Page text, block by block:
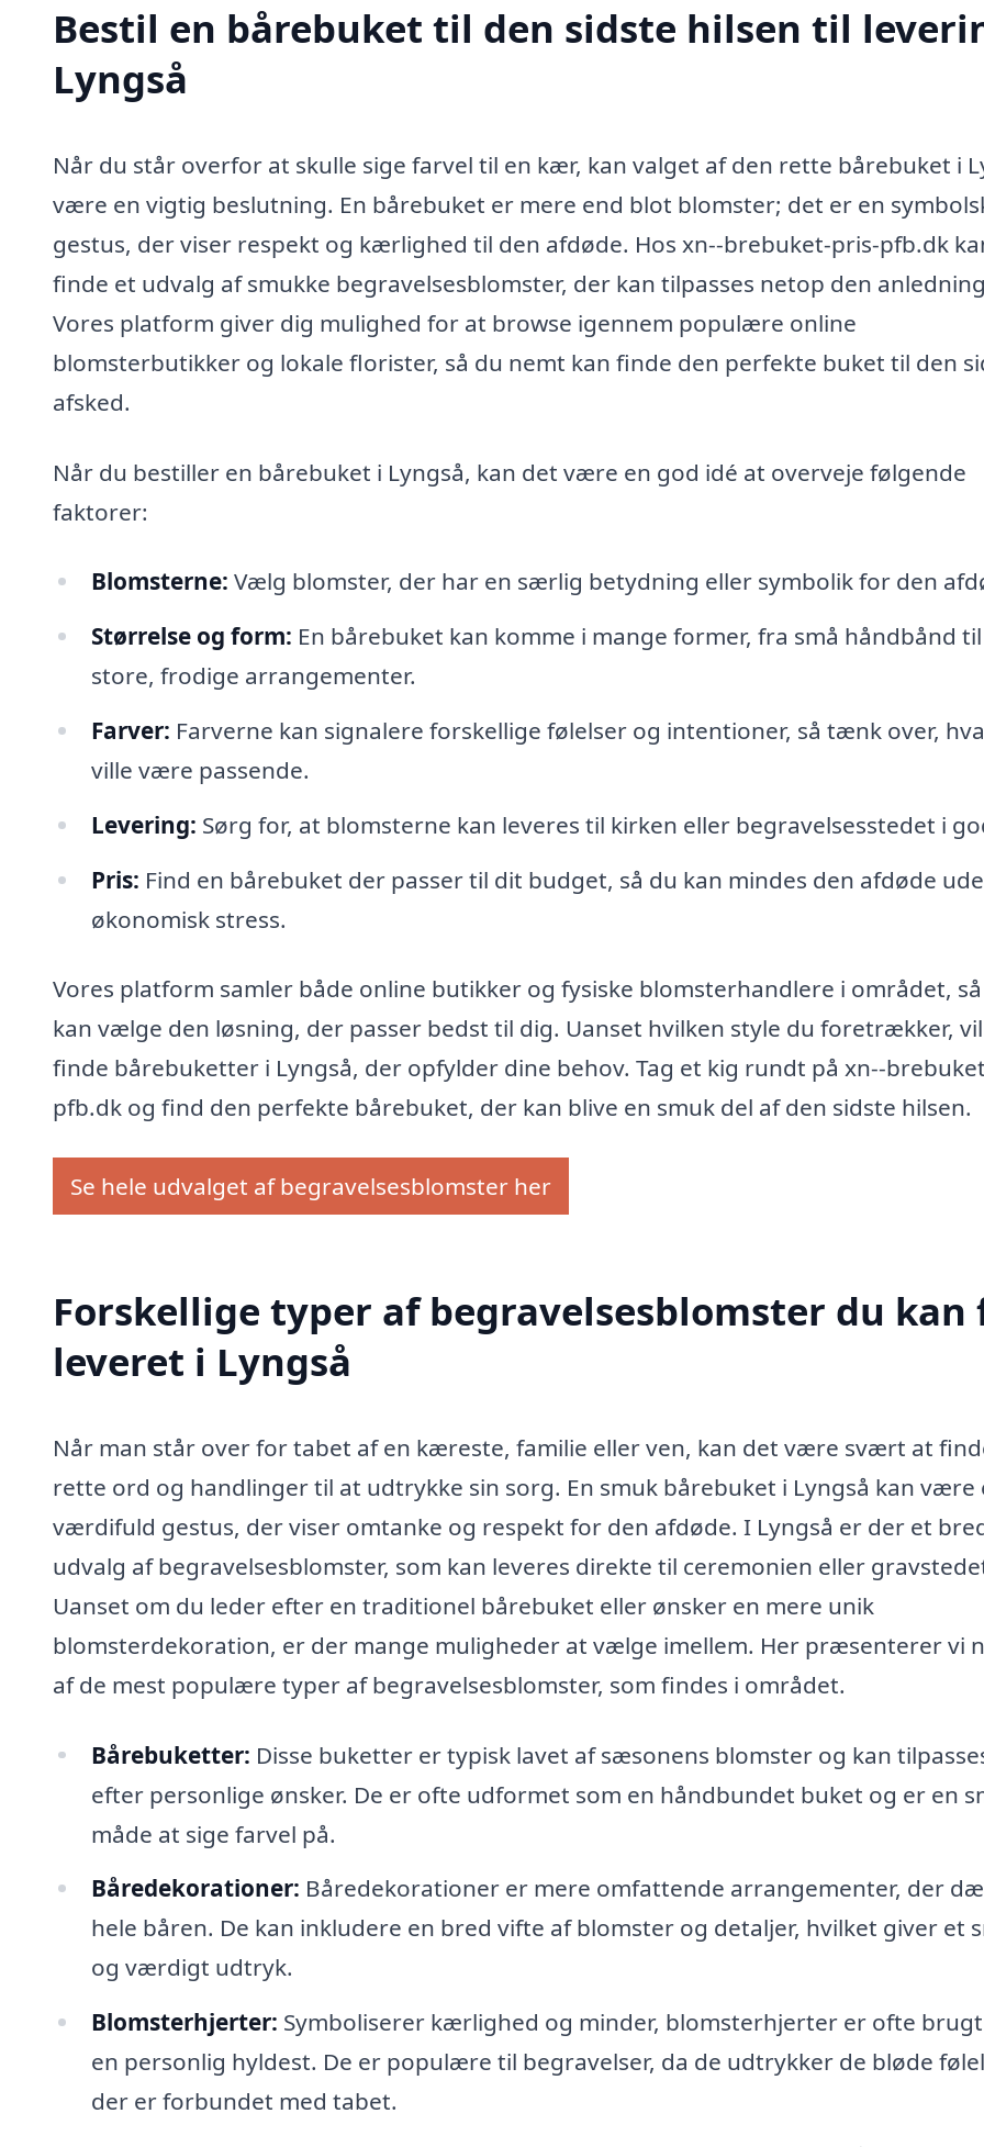
Bestil en bårebuket til den sidste hilsen til
Lyngså
Når du står overfor at skulle sige farvel til en kær, kan valget af den rette bårebuket i
være en vigtig beslutning. En bårebuket er mere end blot blomster; det er en
gestus, der viser respekt og kærlighed til den afdøde. Hos xn--brebuket-pris-pfb.dk
finde et udvalg af smukke begravelsesblomster, der kan tilpasses netop den
Vores platform giver dig mulighed for at browse igennem populære online
blomsterbutikker og lokale florister, så du nemt kan finde den perfekte buket til den
afsked.
Når du bestiller en bårebuket i Lyngså, kan det være en god idé at overveje følgende
faktorer:
Blomsterne: Vælg blomster, der har en særlig betydning eller symbolik for den
Størrelse og form: En bårebuket kan komme i mange former, fra små håndbånd til
store, frodige arrangementer.
Farver: Farverne kan signalere forskellige følelser og intentioner, så tænk over,
ville være passende.
Levering: Sørg for, at blomsterne kan leveres til kirken eller begravelsesstedet i
Pris: Find en bårebuket der passer til dit budget, så du kan mindes den afdøde
økonomisk stress.
Vores platform samler både online butikker og fysiske blomsterhandlere i området,
kan vælge den løsning, der passer bedst til dig. Uanset hvilken style du foretrækker,
finde bårebuketter i Lyngså, der opfylder dine behov. Tag et kig rundt på xn--
pfb.dk og find den perfekte bårebuket, der kan blive en smuk del af den sidste hilsen.
Se hele udvalget af begravelsesblomster her
Forskellige typer af begravelsesblomster du kan
leveret i Lyngså
Når man står over for tabet af en kæreste, familie eller ven, kan det være svært at
rette ord og handlinger til at udtrykke sin sorg. En smuk bårebuket i Lyngså kan være
værdifuld gestus, der viser omtanke og respekt for den afdøde. I Lyngså er der et
udvalg af begravelsesblomster, som kan leveres direkte til ceremonien eller
Uanset om du leder efter en traditionel bårebuket eller ønsker en mere unik
blomsterdekoration, er der mange muligheder at vælge imellem. Her præsenterer vi
af de mest populære typer af begravelsesblomster, som findes i området.
Bårebuketter: Disse buketter er typisk lavet af sæsonens blomster og kan
efter personlige ønsker. De er ofte udformet som en håndbundet buket og er en
måde at sige farvel på.
Båredekorationer: Båredekorationer er mere omfattende arrangementer, der
hele båren. De kan inkludere en bred vifte af blomster og detaljer, hvilket giver et
og værdigt udtryk.
Blomsterhjerter: Symboliserer kærlighed og minder, blomsterhjerter er ofte
en personlig hyldest. De er populære til begravelser, da de udtrykker de bløde
der er forbundet med tabet.